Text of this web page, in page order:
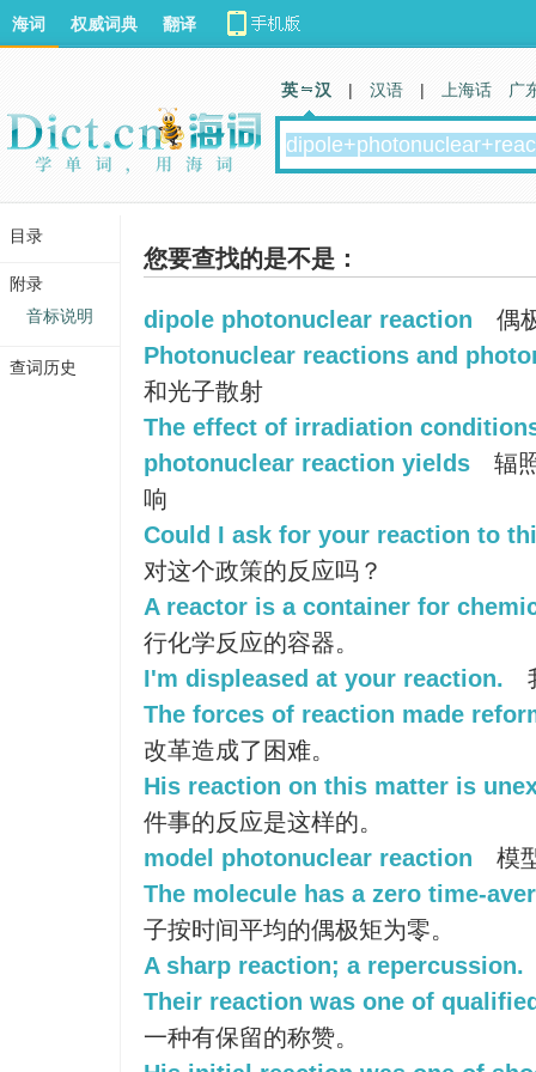
您要查找的是不是：
dipole photonuclear reaction
偶
Photonuclear reactions and
和光子散射
The effect of irradiation
photonuclear reaction yields
辐
响
Could I ask for your reaction to
对这个政策的反应吗？
A reactor is a container for
行化学反应的容器。
I'm displeased at your reaction.
The forces of reaction made
改革造成了困难。
His reaction on this matter is
件事的反应是这样的。
model photonuclear reaction
模
The molecule has a zero time-
子按时间平均的偶极矩为零。
A sharp reaction; a repercussion.
Their reaction was one of
一种有保留的称赞。
海词 权威词典 翻译
英 汉 | 汉语 | 上海话 广
目录
附录
音标说明
查词历史